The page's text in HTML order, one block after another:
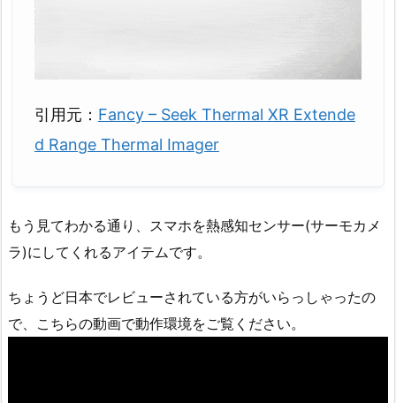
引用元： Fancy – Seek Thermal XR Extende
d Range Thermal Imager
もう見てわかる通り、スマホを熱感知センサー(サーモカメ
ラ)にしてくれるアイテムです。
ちょうど日本でレビューされている方がいらっしゃったの
で、こちらの動画で動作環境をご覧ください。